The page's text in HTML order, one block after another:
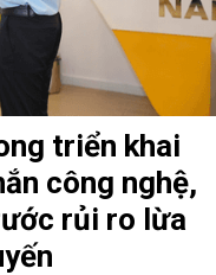
triển khai
công nghệ,
rủi ro lừa